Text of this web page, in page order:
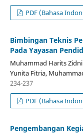
PDF (Bahasa
Bimbingan Teknis
Pada Yayasan
Muhammad Harits
Yunita Fitria,
234-237
PDF (Bahasa
Pengembangan